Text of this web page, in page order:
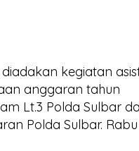
diadakan kegiatan
anggaran tahun
Lt.3 Polda Sulbar
Polda Sulbar. Rabu